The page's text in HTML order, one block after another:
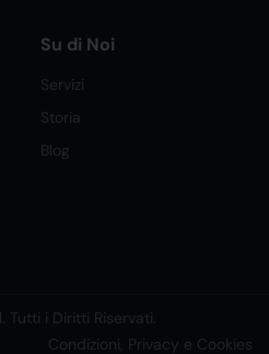
Su di Noi
Servizi
Storia
Blog
Tutti i Diritti Riservati.
Condizioni, Privacy e Cookies